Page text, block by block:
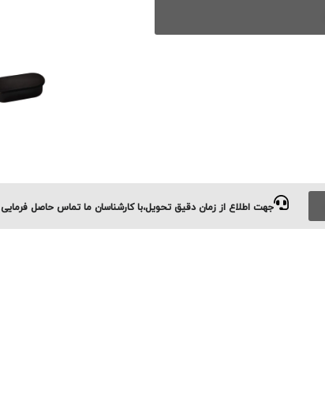
جهت اطلاع از زمان دقیق تحویل،با کارشناسان ما تماس حاصل فرمایی